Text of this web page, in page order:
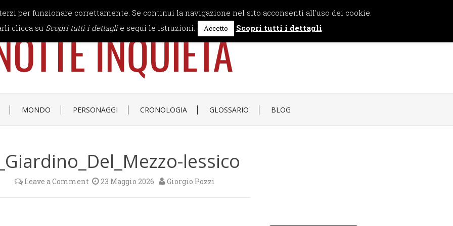
MONDO PERSONAGGI CRONOLOGIA GLOSSARIO BLOG
lessico
23 Maggio 2026 Giorgio Pozzi
Leave a Comment
per funzionare correttamente. Se continui la navigazione nel sito acconsenti all'uso dei cookie.
clicca su Scopri tutti i dettaglie segui le istruzioni. Accetto Scopri tutti i dettagli